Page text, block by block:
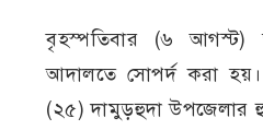
বৃহস্পতিবার (৬ আগস্ট)
আদালতে সোপর্দ করা
(২৫) দামুড়হুদা উপজেলার